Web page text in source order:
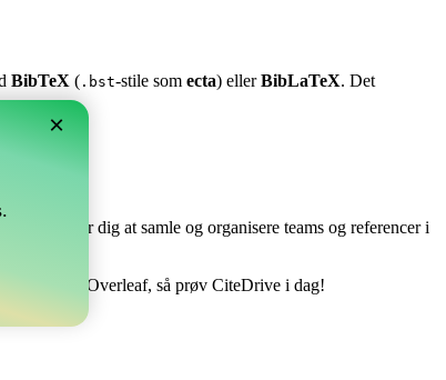
BibTeX ( .bst-stile som ecta) ellerBibLaTeX. Det
tillader dig at samle og organisere teams og referencer i
på Overleaf, så prøv CiteDrive i dag!
×